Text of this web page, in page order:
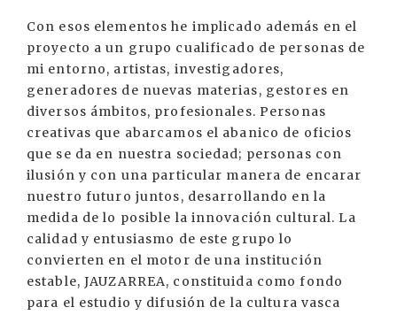
Con esos elementos he implicado además en el
proyecto a un grupo cualificado de personas de
mi entorno, artistas, investigadores,
generadores de nuevas materias, gestores en
diversos ámbitos, profesionales. Personas
creativas que abarcamos el abanico de oficios
que se da en nuestra sociedad; personas con
ilusión y con una particular manera de encarar
nuestro futuro juntos, desarrollando en la
medida de lo posible la innovación cultural. La
calidad y entusiasmo de este grupo lo
convierten en el motor de una institución
estable, JAUZARREA, constituida como fondo
para el estudio y difusión de la cultura vasca